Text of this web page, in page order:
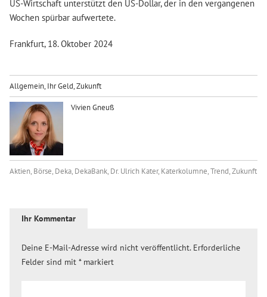
US-Wirtschaft unterstützt den US-Dollar, der in den vergangenen
Wochen spürbar aufwertete.
Frankfurt, 18. Oktober 2024
Allgemein, Ihr Geld,Zukunft
Vivien Gneuß
Aktien, Börse, Deka, DekaBank, Dr. Ulrich Kater, Katerkolumne,Trend,Zukunft
Ihr Kommentar
Deine E-Mail-Adresse wird nicht veröffentlicht. Erforderliche
Felder sind mit *markiert